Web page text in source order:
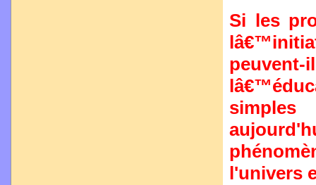
Si les
l'univers